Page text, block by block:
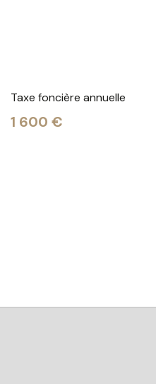
Taxe foncière annuelle
1 600 €